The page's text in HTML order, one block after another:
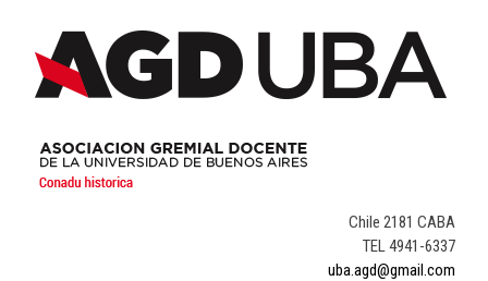
content
Chile 2181 CABA
TEL 4941-6337
uba.agd@gmail.com